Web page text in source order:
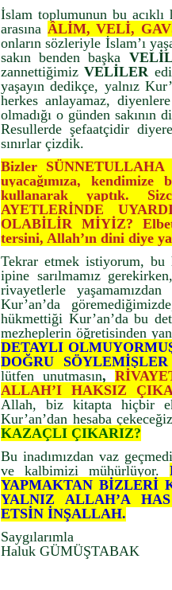
İslam toplumunun bu
arasına ÂLİM, VELİ,
onların sözleriyle İslam’ı
sakın benden başka
zannettiğimizVELİLER
yaşayın dedikçe, yalnız
herkes anlayamaz,
olmadığı o günden
Resullerde şefaatçidir
sınırlar çizdik.
Bizler SÜNNETULLAHA
uyacağımıza,
kullanarak yaptık.
AYETLERİNDE
OLABİLİR MİYİZ?
tersini, Allah’ın dini diye
Tekrar etmek istiyorum, bu
ipine sarılmamız
rivayetlerle
Kur’an’da
hükmettiği Kur’an’da bu
mezheplerin öğretisinden
DETAYLI
DOĞRU
lütfen unutmasın,
ALLAH’I HAKSIZ
Allah, biz kitapta hiçbir
Kur’an’dan hesaba
KAZAÇLI ÇIKARIZ?
Bu inadımızdan vaz
ve kalbimizi mühürlüyor.
YAPMAKTAN BİZLERİ
YALNIZ ALLAH’A
ETSİN İNŞALLAH.
Saygılarımla
Haluk GÜMÜŞTABAK